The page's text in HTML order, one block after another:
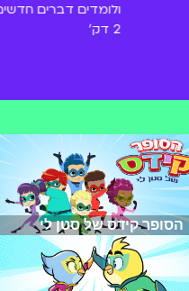
ולומדים דברים
2 דק'
הסופר קידס של סטן לי